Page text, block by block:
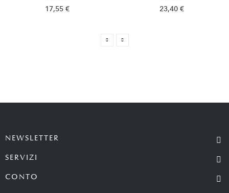
17,55 € 23,40 €
NEWSLETTER
SERVIZI
CONTO